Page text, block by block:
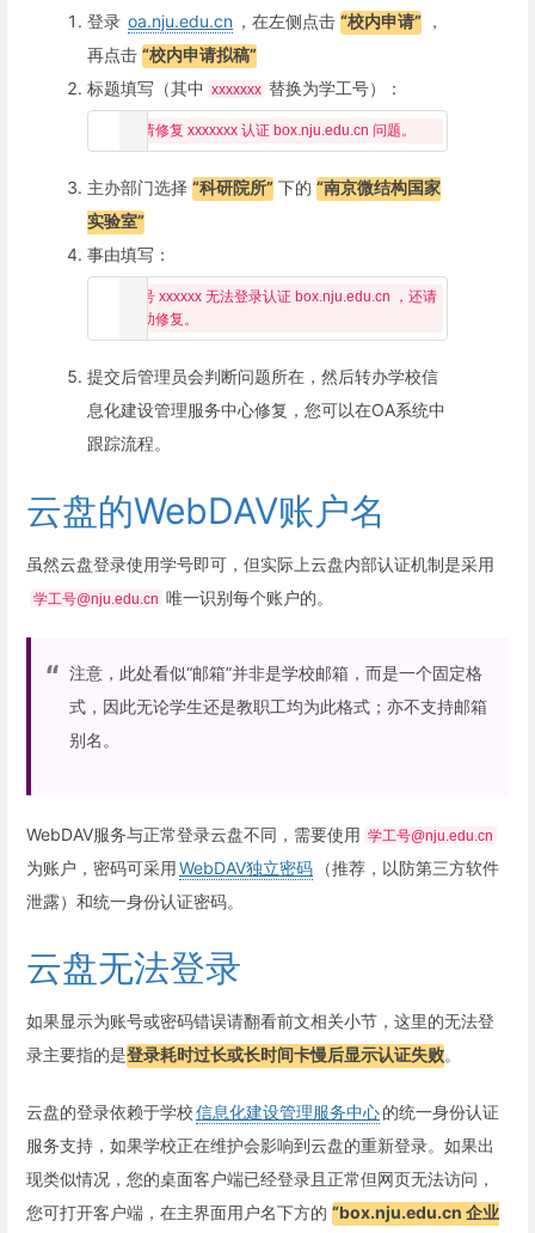
登录 oa.nju.edu.cn ，在左侧点击“校内申请” ，
再点击“校内申请拟稿”
标题填写（其中
xxxxxxx 替换为学工号）：
主办部门选择“科研院所” 下的“南京微结构国家
实验室”
事由填写：
账号 xxxxxx 无法登录认证 box.nju.edu.cn ，还请
提交后管理员会判断问题所在，然后转办学校信
息化建设管理服务中心修复，您可以在OA系统中
跟踪流程。
云盘的WebDAV账户名
虽然云盘登录使用学号即可，但实际上云盘内部认证机制是采用
学工号@nju.edu.cn 唯一识别每个账户的。
注意，此处看似“邮箱”并非是学校邮箱，而是一个固定格
式，因此无论学生还是教职工均为此格式；亦不支持邮箱
别名。
WebDAV服务与正常登录云盘不同，需要使用 学工号@nju.edu.cn
为账户，密码可采用WebDAV独立密码
（推荐，以防第三方软件
泄露）和统一身份认证密码。
云盘无法登录
如果显示为账号或密码错误请翻看前文相关小节，这里的无法登
录主要指的是登录耗时过长或长时间卡慢后显示认证失败。
云盘的登录依赖于学校信息化建设管理服务中心的统一身份认证
服务支持，如果学校正在维护会影响到云盘的重新登录。如果出
现类似情况，您的桌面客户端已经登录且正常但网页无法访问，
您可打开客户端，在主界面用户名下方的 “box.nju.edu.cn 企业